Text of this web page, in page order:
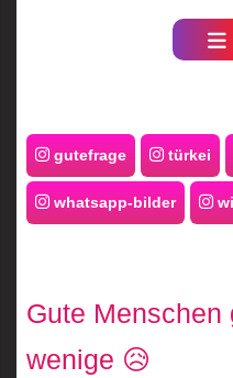
gutefrage türkei
whatsapp-bilder
Gute Menschen
wenige 😥